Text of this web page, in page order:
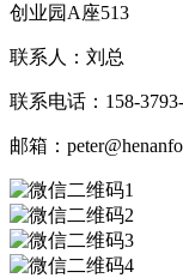
创业园A座513
联系人：刘总
联系电话：158-
邮箱：